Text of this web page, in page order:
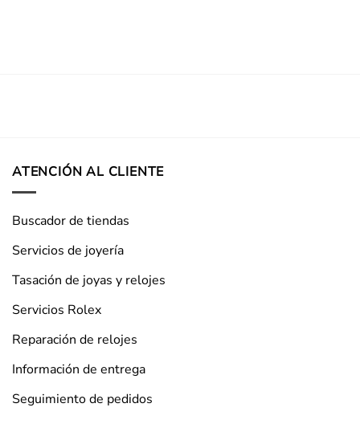
ATENCIÓN AL CLIENTE
Buscador de tiendas
Servicios de joyería
Tasación de joyas y relojes
Servicios Rolex
Reparación de relojes
Información de entrega
Seguimiento de pedidos